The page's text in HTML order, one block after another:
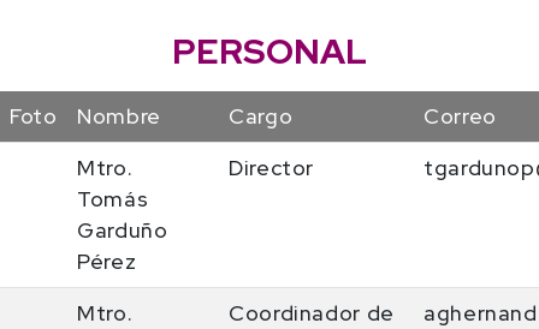
PERSONAL
Foto Nombre Cargo
Correo
Mtro.
Tomás
Garduño
Pérez
Director
Mtro.
Coordinador de